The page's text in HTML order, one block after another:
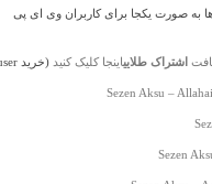
ها به صورت یکجا برای کاربران وی ای پی
اشتراک طلاییاینجا کلیک کنید (خرید user و pass )